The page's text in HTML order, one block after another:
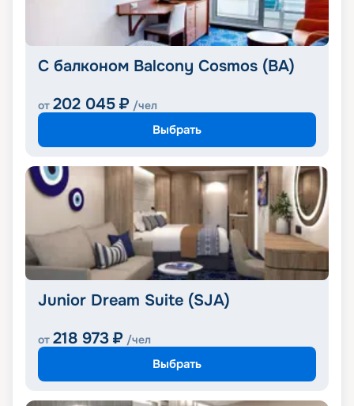
С балконом Balcony Cosmos (BA)
от 202 045 ₽ /чел
Выбрать
Junior Dream Suite (SJA)
от 218 973 ₽ /чел
Выбрать